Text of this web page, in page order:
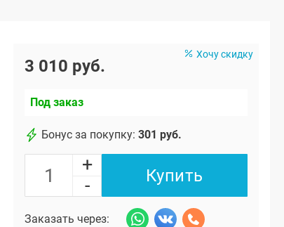
Хочу скидку
3 010 руб.
Под заказ
Бонус за покупку: 301 руб.
+
-
Купить
Заказать через: